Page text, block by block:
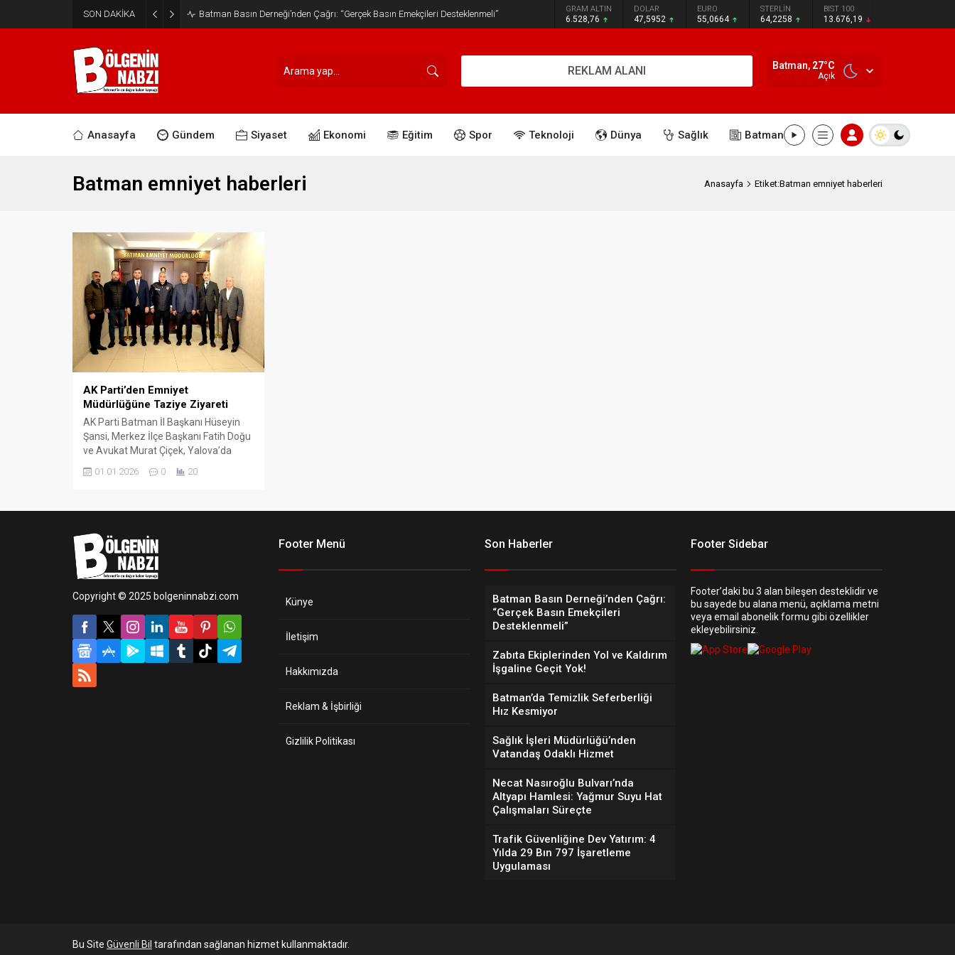
SON DAKİKA Batman Basın Derneği’nden Çağrı: “Gerçek Basın Emekçileri Desteklenmeli” GRAM ALTIN
6.528,76
DOLAR
47,5952
EURO
55,0664
STERLİN
64,2258
BIST 100
13.676,19
REKLAM ALANI Batman, 27°C
Açık
Anasayfa Gündem Siyaset Ekonomi Eğitim Spor Teknoloji Dünya Sağlık Batman
Batman emniyet haberleri Anasayfa Etiket:Batman emniyet haberleri
AK Parti’den Emniyet
Müdürlüğüne Taziye Ziyareti
AK Parti Batman İl Başkanı Hüseyin
Şansi, Merkez İlçe Başkanı Fatih Doğu
ve Avukat Murat Çiçek, Yalova’da
için Batman İl Emniyet Müdürlüğü’nü
01.01.2026 0 20
Copyright © 2025 bolgeninnabzi.com
Footer Menü
Künye
İletişim
Hakkımızda
Reklam & İşbirliği
Gizlilik Politikası
Son Haberler
Batman Basın Derneği’nden Çağrı:
“Gerçek Basın Emekçileri
Desteklenmeli”
Zabıta Ekiplerinden Yol ve Kaldırım
İşgaline Geçit Yok!
Batman’da Temizlik Seferberliği
Hız Kesmiyor
Sağlık İşleri Müdürlüğü’nden
Vatandaş Odaklı Hizmet
Necat Nasıroğlu Bulvarı’nda
Altyapı Hamlesi: Yağmur Suyu Hat
Çalışmaları Süreçte
Trafik Güvenliğine Dev Yatırım: 4
Yılda 29 Bın 797 İşaretleme
Uygulaması
Footer Sidebar
Footer’daki bu 3 alan bileşen desteklidir ve
bu sayede bu alana menü, açıklama metni
veya email abonelik formu gibi özellikler
ekleyebilirsiniz.
Bu Site Güvenli Bil tarafından sağlanan hizmet kullanmaktadır.